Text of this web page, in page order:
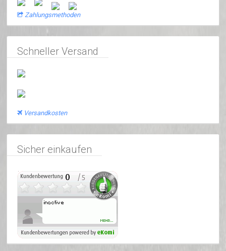
Zahlungsmethoden
Schneller Versand
Versandkosten
Sicher einkaufen